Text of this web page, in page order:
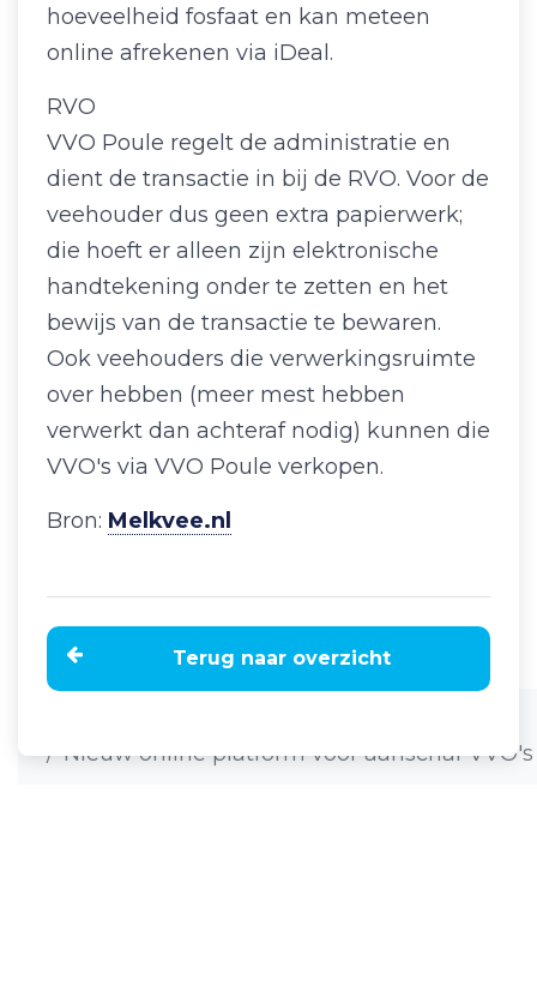
Nieuw online platform voor aanschaf VVO's
hoeveelheid fosfaat en kan meteen
online afrekenen via iDeal.
RVO
VVO Poule regelt de administratie en
dient de transactie in bij de RVO. Voor de
veehouder dus geen extra papierwerk;
die hoeft er alleen zijn elektronische
handtekening onder te zetten en het
bewijs van de transactie te bewaren.
Ook veehouders die verwerkingsruimte
over hebben (meer mest hebben
verwerkt dan achteraf nodig) kunnen die
VVO's via VVO Poule verkopen.
Bron: Melkvee.nl
Terug naar overzicht